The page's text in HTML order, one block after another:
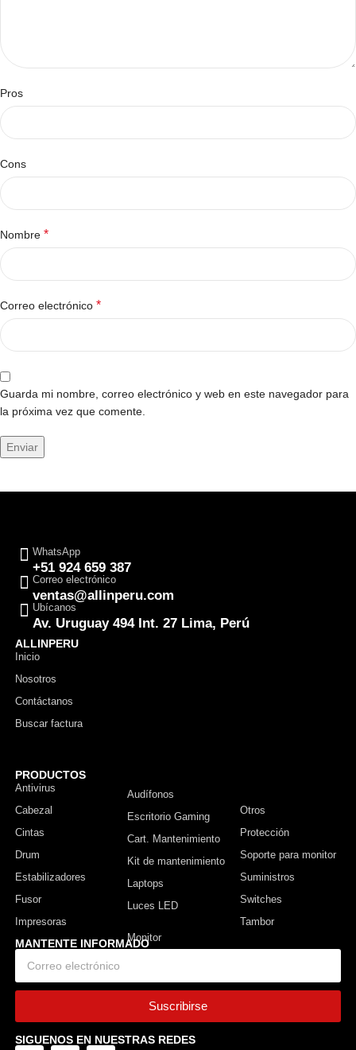
Pros
Cons
Nombre *
Correo electrónico *
Guarda mi nombre, correo electrónico y web en este navegador para
la próxima vez que comente.
WhatsApp
+51 924 659 387
Correo electrónico
ventas@allinperu.com
Ubícanos
Av. Uruguay 494 Int. 27 Lima, Perú
ALLINPERU
Inicio
Nosotros
Contáctanos
Buscar factura
PRODUCTOS
Antivirus
Cabezal
Cintas
Drum
Estabilizadores
Fusor
Impresoras
Audífonos
Escritorio Gaming
Cart. Mantenimiento
Kit de mantenimiento
Laptops
Luces LED
Otros
Protección
Soporte para monitor
Suministros
Switches
Tambor
MANTENTE INFORMADO
Suscribirse
SIGUENOS EN NUESTRAS REDES